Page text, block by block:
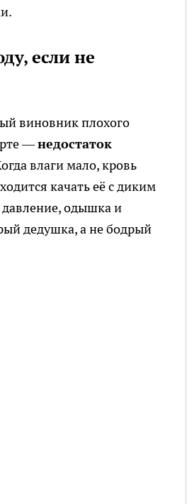
если не
виновник плохого
—недостаток
влаги мало, кровь
качать её с диким
одышка и
дедушка, а не бодрый